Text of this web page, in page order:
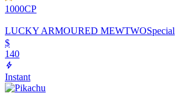
1000CP
LUCKY ARMOURED MEWTWOSpecial
$
140
Instant